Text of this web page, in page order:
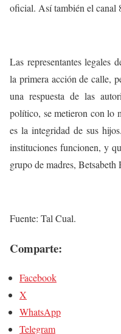
oficial. Así también el canal
Las representantes legales
la primera acción de calle,
una respuesta de las
político, se metieron con lo
es la integridad de sus
instituciones funcionen, y
grupo de madres, Betsabeth
Fuente: Tal Cual.
Comparte:
Facebook
X
WhatsApp
Telegram